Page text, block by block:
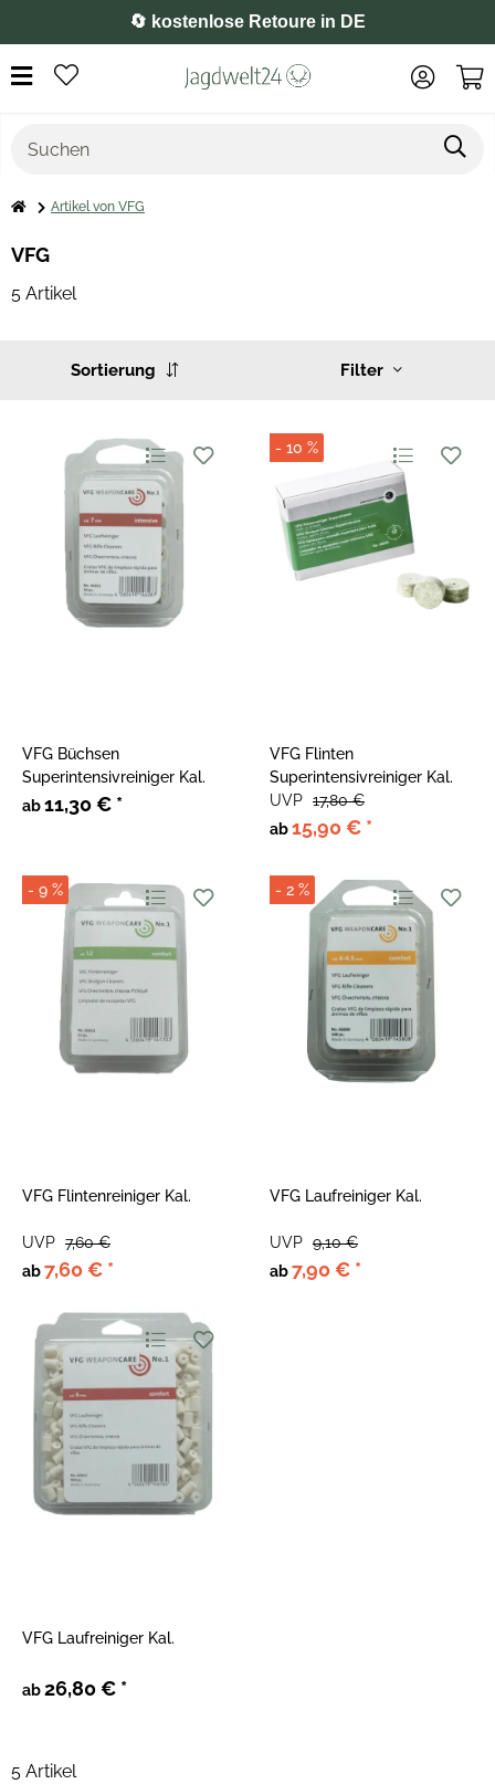
🔄 kostenlose Retoure in DE
Artikel von VFG
VFG
5 Artikel
Filter
Sortierung
VFG Büchsen
Superintensivreiniger Kal.
ab11,30 € *
- 10 %
VFG Flinten
Superintensivreiniger Kal.
ab15,90 € *
UVP 17,80 €
- 9 %
VFG Flintenreiniger Kal.
ab7,60 € *
UVP 7,60 €
- 2 %
VFG Laufreiniger Kal.
ab7,90 € *
UVP 9,10 €
VFG Laufreiniger Kal.
ab26,80 € *
5 Artikel